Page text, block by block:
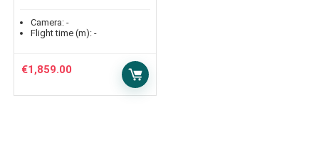
Camera: -
Flight time (m): -
€1,859.00